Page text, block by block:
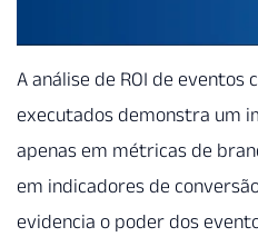
A análise de ROI de
executados demonstra um
apenas em métricas de
em indicadores de
evidencia o poder dos